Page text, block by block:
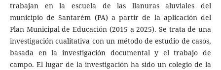
trabajan en la escuela de las llanuras aluviales del
municipio de Santarém (PA) a partir de la aplicación del
Plan Municipal de Educación (2015 a 2025). Se trata de una
investigación cualitativa con un método de estudio de casos,
basada en la investigación documental y el trabajo de
campo. El lugar de la investigación ha sido un colegio de la